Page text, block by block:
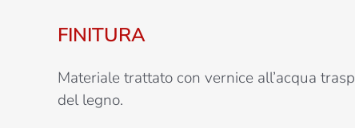
FINITURA
Materiale trattato con vernice all’acqua
del legno.